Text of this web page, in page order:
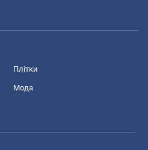
Плітки
Мода